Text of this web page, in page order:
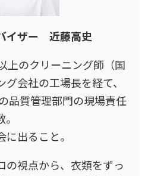
イザー 近藤高史
上のクリーニング師（国
会社の工場長を経て、
品質管理部門の現場責任
出ること。
の視点から、衣類をずっ